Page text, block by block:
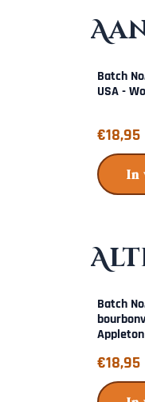
Batch
USA -
Prijs: 18,95
€18,95
In
Batch
Prijs: 18,95
€18,95